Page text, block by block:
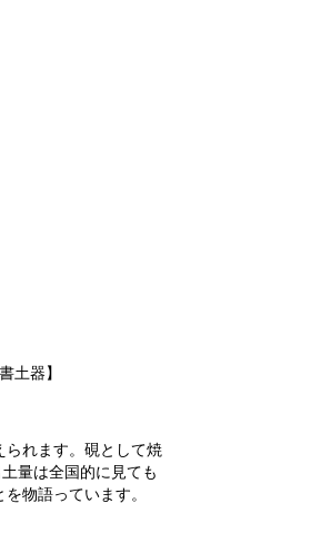
】
られます。硯として焼
量は全国的に見ても
物語っています。